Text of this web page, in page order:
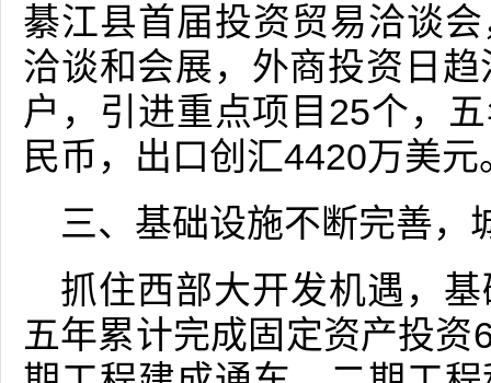
綦江县首届投资贸易洽谈
洽谈和会展，外商投资日
户，引进重点项目25个，
民币，出口创汇4420万美元
三、基础设施不断完善，
抓住西部大开发机遇，
五年累计完成固定资产投